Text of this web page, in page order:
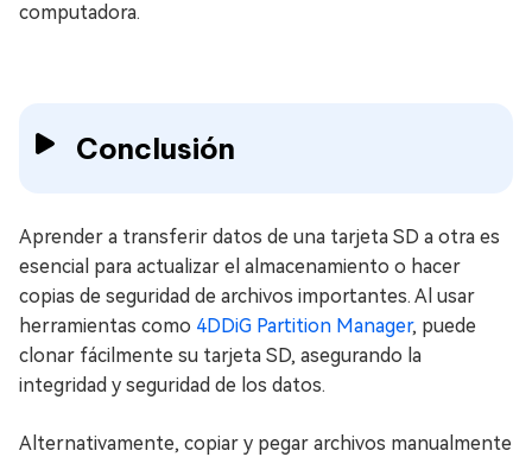
computadora.
Conclusión
Aprender a transferir datos de una tarjeta SD a otra es
esencial para actualizar el almacenamiento o hacer
copias de seguridad de archivos importantes. Al usar
herramientas como 4DDiG Partition Manager, puede
clonar fácilmente su tarjeta SD, asegurando la
integridad y seguridad de los datos.
Alternativamente, copiar y pegar archivos manualmente